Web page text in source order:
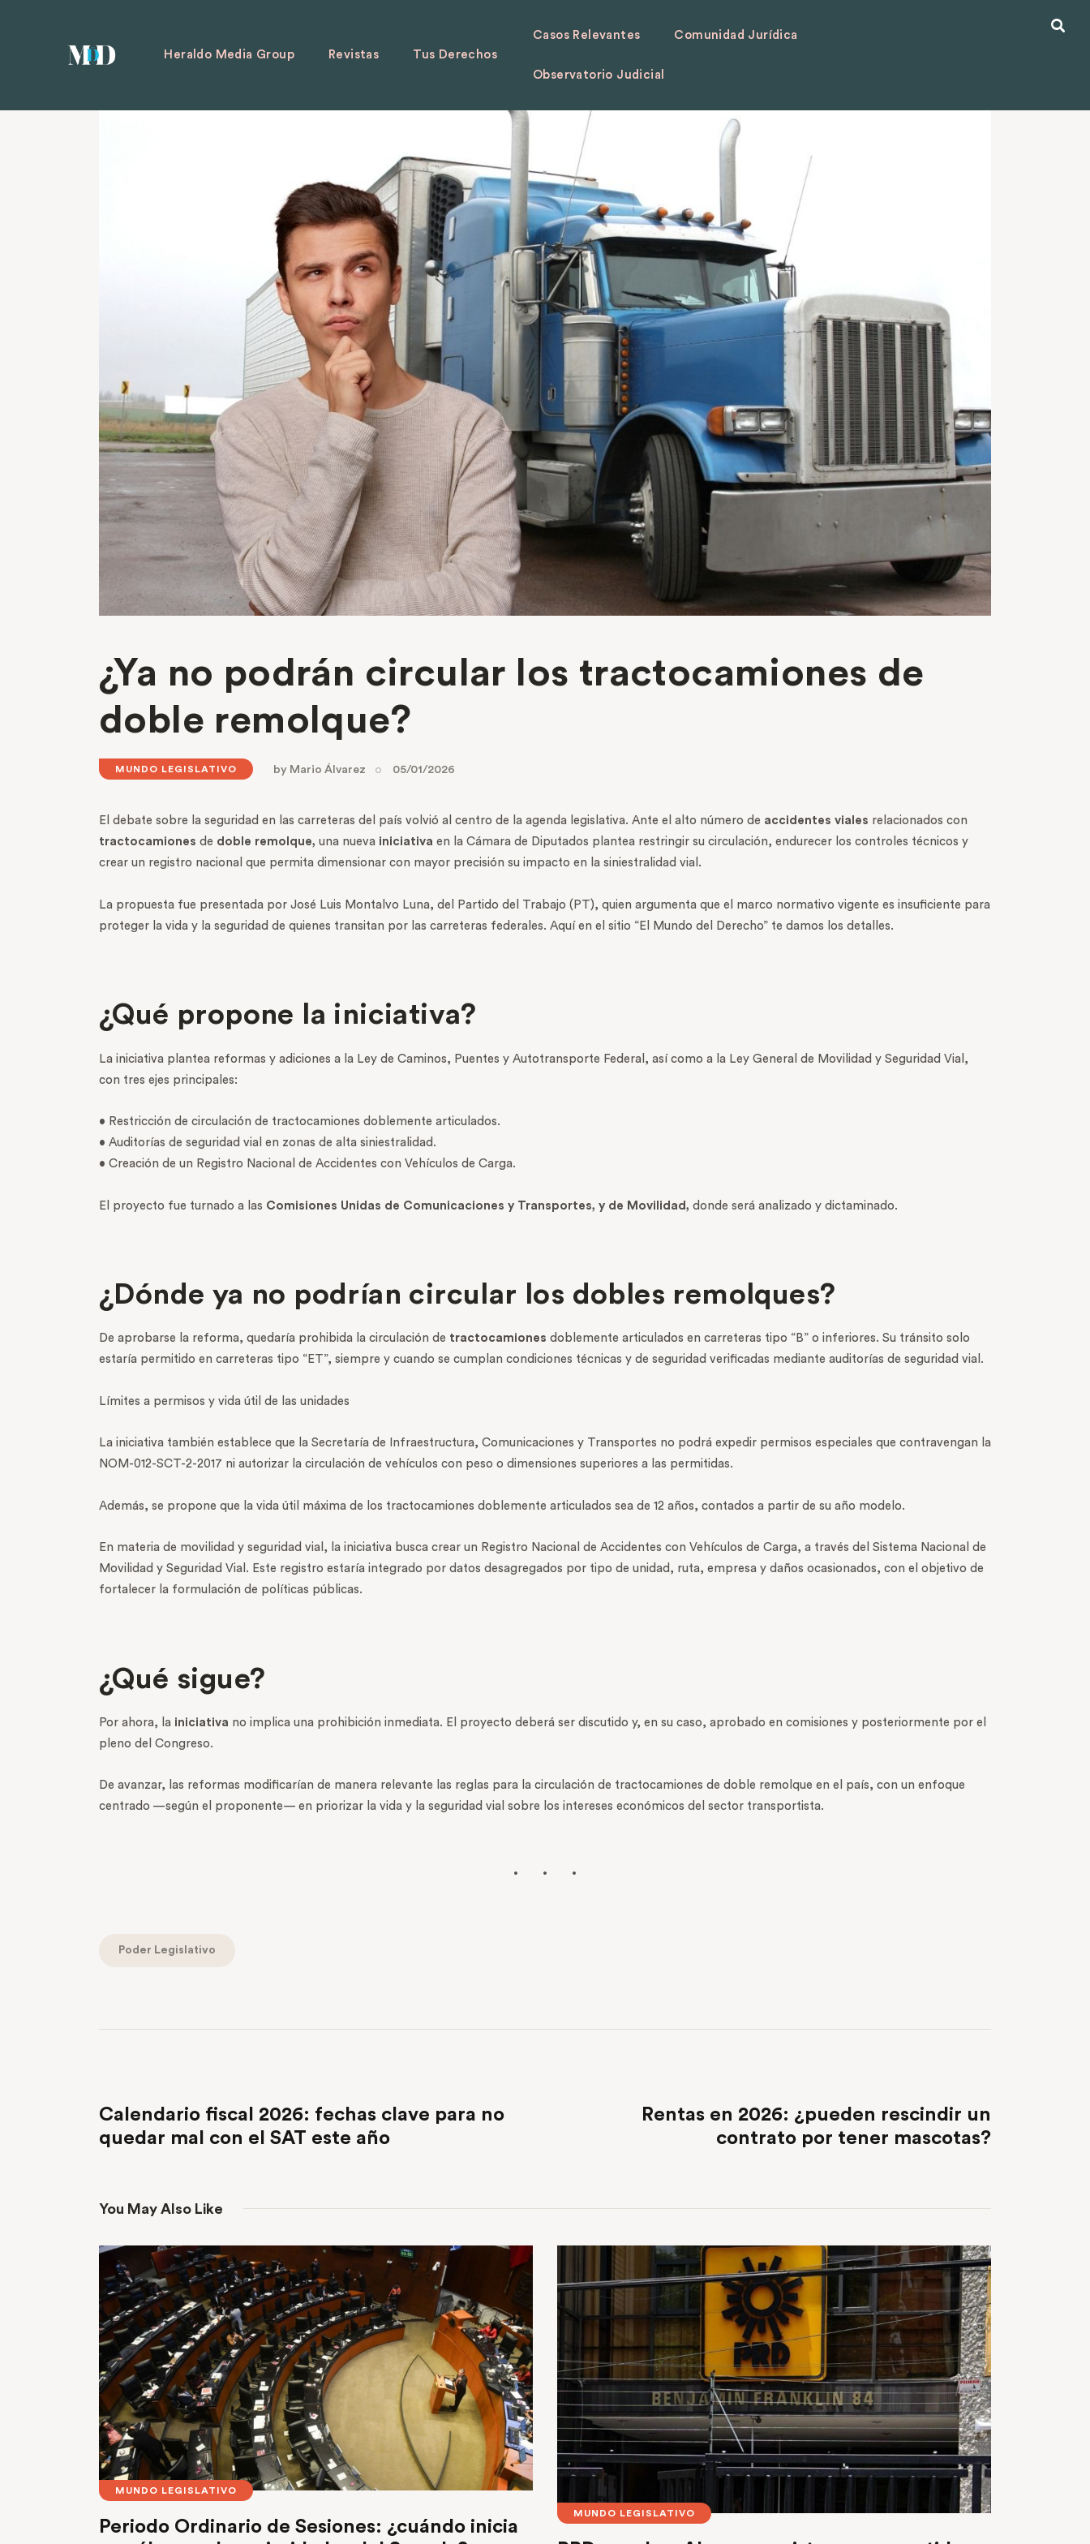
Heraldo Media Group Revistas Tus Derechos
Casos Relevantes Comunidad Jurídica
Observatorio Judicial
¿Ya no podrán circular los tractocamiones de
doble remolque?
MUNDO LEGISLATIVO by Mario Álvarez 05/01/2026
El debate sobre la seguridad en las carreteras del país volvió al centro de la agenda legislativa. Ante el alto número de accidentes viales relacionados con
tractocamiones de doble remolque, una nueva iniciativa en la Cámara de Diputados plantea restringir su circulación, endurecer los controles técnicos y
crear un registro nacional que permita dimensionar con mayor precisión su impacto en la siniestralidad vial.
La propuesta fue presentada por José Luis Montalvo Luna, del Partido del Trabajo (PT), quien argumenta que el marco normativo vigente es insuficiente para
proteger la vida y la seguridad de quienes transitan por las carreteras federales. Aquí en el sitio “El Mundo del Derecho” te damos los detalles.
¿Qué propone la iniciativa?
La iniciativa plantea reformas y adiciones a la Ley de Caminos, Puentes y Autotransporte Federal, así como a la Ley General de Movilidad y Seguridad Vial,
con tres ejes principales:
• Restricción de circulación de tractocamiones doblemente articulados.
• Auditorías de seguridad vial en zonas de alta siniestralidad.
• Creación de un Registro Nacional de Accidentes con Vehículos de Carga.
El proyecto fue turnado a las Comisiones Unidas de Comunicaciones y Transportes, y de Movilidad, donde será analizado y dictaminado.
¿Dónde ya no podrían circular los dobles remolques?
De aprobarse la reforma, quedaría prohibida la circulación de tractocamiones doblemente articulados en carreteras tipo “B” o inferiores. Su tránsito solo
estaría permitido en carreteras tipo “ET”, siempre y cuando se cumplan condiciones técnicas y de seguridad verificadas mediante auditorías de seguridad vial.
Límites a permisos y vida útil de las unidades
La iniciativa también establece que la Secretaría de Infraestructura, Comunicaciones y Transportes no podrá expedir permisos especiales que contravengan la
NOM-012-SCT-2-2017 ni autorizar la circulación de vehículos con peso o dimensiones superiores a las permitidas.
Además, se propone que la vida útil máxima de los tractocamiones doblemente articulados sea de 12 años, contados a partir de su año modelo.
En materia de movilidad y seguridad vial, la iniciativa busca crear un Registro Nacional de Accidentes con Vehículos de Carga, a través del Sistema Nacional de
Movilidad y Seguridad Vial. Este registro estaría integrado por datos desagregados por tipo de unidad, ruta, empresa y daños ocasionados, con el objetivo de
fortalecer la formulación de políticas públicas.
¿Qué sigue?
Por ahora, la iniciativa no implica una prohibición inmediata. El proyecto deberá ser discutido y, en su caso, aprobado en comisiones y posteriormente por el
pleno del Congreso.
De avanzar, las reformas modificarían de manera relevante las reglas para la circulación de tractocamiones de doble remolque en el país, con un enfoque
centrado —según el proponente— en priorizar la vida y la seguridad vial sobre los intereses económicos del sector transportista.
Poder Legislativo
Calendario fiscal 2026: fechas clave para no
quedar mal con el SAT este año
Rentas en 2026: ¿pueden rescindir un
contrato por tener mascotas?
You May Also Like
MUNDO LEGISLATIVO
Periodo Ordinario de Sesiones: ¿cuándo inicia
MUNDO LEGISLATIVO